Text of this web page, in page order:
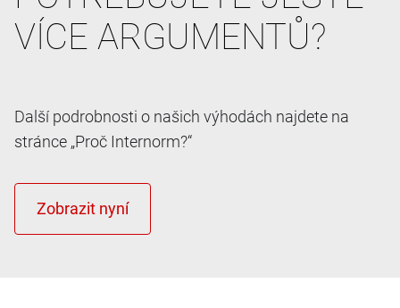
VÍCE ARGUMENTŮ?
Další podrobnosti o našich výhodách najdete na
stránce „Proč Internorm?“